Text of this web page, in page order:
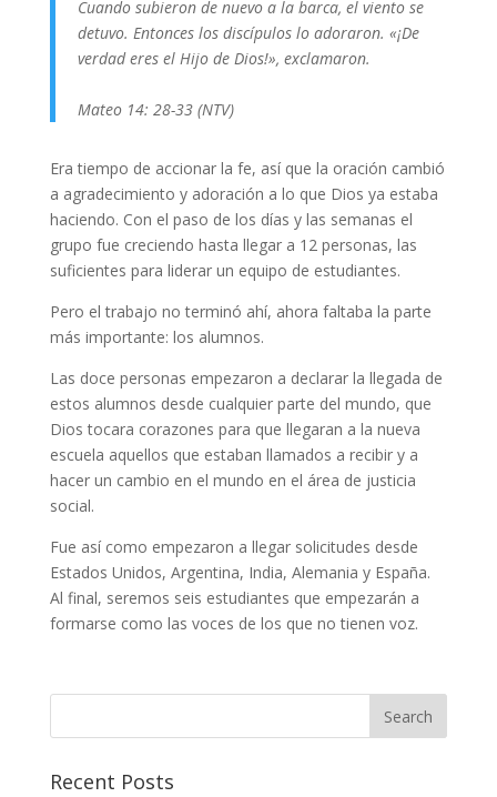
Cuando subieron de nuevo a la barca, el viento se
detuvo. Entonces los discípulos lo adoraron. «¡De
verdad eres el Hijo de Dios!», exclamaron.
Mateo 14: 28-33 (NTV)
Era tiempo de accionar la fe, así que la oración cambió
a agradecimiento y adoración a lo que Dios ya estaba
haciendo. Con el paso de los días y las semanas el
grupo fue creciendo hasta llegar a 12 personas, las
suficientes para liderar un equipo de estudiantes.
Pero el trabajo no terminó ahí, ahora faltaba la parte
más importante: los alumnos.
Las doce personas empezaron a declarar la llegada de
estos alumnos desde cualquier parte del mundo, que
Dios tocara corazones para que llegaran a la nueva
escuela aquellos que estaban llamados a recibir y a
hacer un cambio en el mundo en el área de justicia
social.
Fue así como empezaron a llegar solicitudes desde
Estados Unidos, Argentina, India, Alemania y España.
Al final, seremos seis estudiantes que empezarán a
formarse como las voces de los que no tienen voz.
Recent Posts